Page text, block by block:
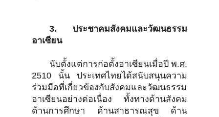
3. ประชาคมสังคมและวัฒนธรรม
อาเซียน
นับตั้งแต่การก่อตั้งอาเซียนเมื่อปี พ.ศ.
2510 นั้น ประเทศไทยได้สนับสนุนความ
ร่วมมือที่เกี่ยวข้องกับสังคมและวัฒนธรรม
อาเซียนอย่างต่อเนื่อง ทั้งทางด้านสังคม
ด้านการศึกษา ด้านสาธารณสุข ด้าน